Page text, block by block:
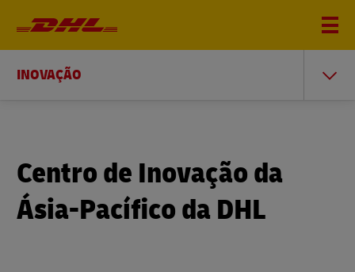
INOVAÇÃO
Centro de Inovação da
Ásia-Pacífico da DHL